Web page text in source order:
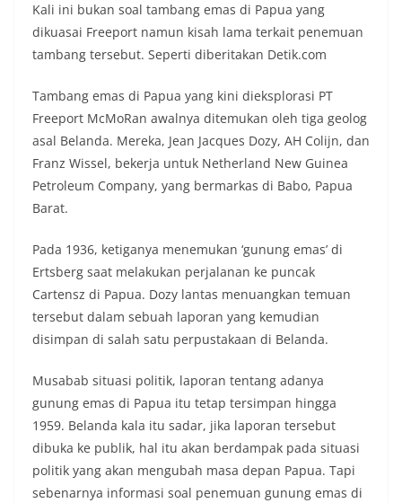
Kali ini bukan soal tambang emas di Papua yang
dikuasai Freeport namun kisah lama terkait penemuan
tambang tersebut. Seperti diberitakan Detik.com
Tambang emas di Papua yang kini dieksplorasi PT
Freeport McMoRan awalnya ditemukan oleh tiga geolog
asal Belanda. Mereka, Jean Jacques Dozy, AH Colijn, dan
Franz Wissel, bekerja untuk Netherland New Guinea
Petroleum Company, yang bermarkas di Babo, Papua
Barat.
Pada 1936, ketiganya menemukan ‘gunung emas’ di
Ertsberg saat melakukan perjalanan ke puncak
Cartensz di Papua. Dozy lantas menuangkan temuan
tersebut dalam sebuah laporan yang kemudian
disimpan di salah satu perpustakaan di Belanda.
Musabab situasi politik, laporan tentang adanya
gunung emas di Papua itu tetap tersimpan hingga
1959. Belanda kala itu sadar, jika laporan tersebut
dibuka ke publik, hal itu akan berdampak pada situasi
politik yang akan mengubah masa depan Papua. Tapi
sebenarnya informasi soal penemuan gunung emas di